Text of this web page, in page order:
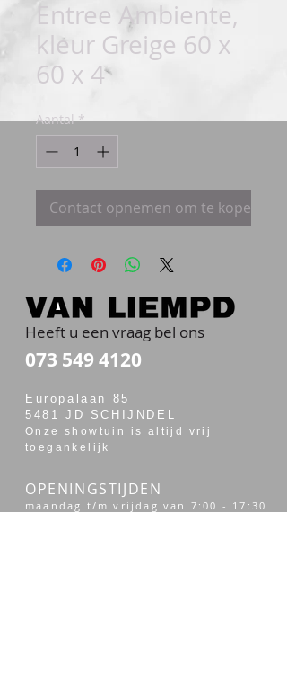
Entree Ambiente,
kleur Greige 60 x
60 x 4
Aantal *
Contact opnemen om te kopen
Heeft u een vraag bel ons
073 549 4120
Europalaan 85
5481 JD SCHIJNDEL
Onze showtuin is altijd vrij
toegankelijk
OPENINGSTIJDEN
maandag t/m vrijdag van 7:00 - 17:30